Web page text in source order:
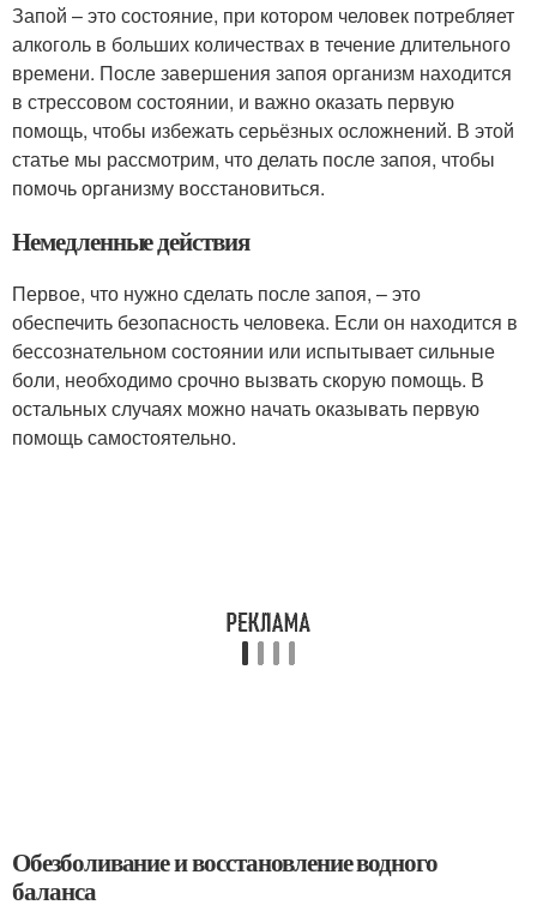
Запой – это состояние, при котором человек потребляет
алкоголь в больших количествах в течение длительного
времени. После завершения запоя организм находится
в стрессовом состоянии, и важно оказать первую
помощь, чтобы избежать серьёзных осложнений. В этой
статье мы рассмотрим, что делать после запоя, чтобы
помочь организму восстановиться.
Немедленные действия
Первое, что нужно сделать после запоя, – это
обеспечить безопасность человека. Если он находится в
бессознательном состоянии или испытывает сильные
боли, необходимо срочно вызвать скорую помощь. В
остальных случаях можно начать оказывать первую
помощь самостоятельно.
Обезболивание и восстановление водного
баланса